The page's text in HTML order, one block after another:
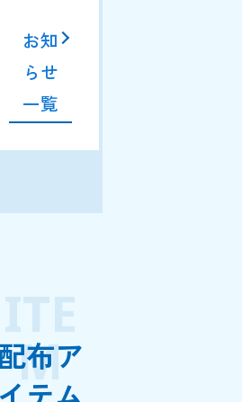
お知
らせ
一覧
配布ア
ITE
M